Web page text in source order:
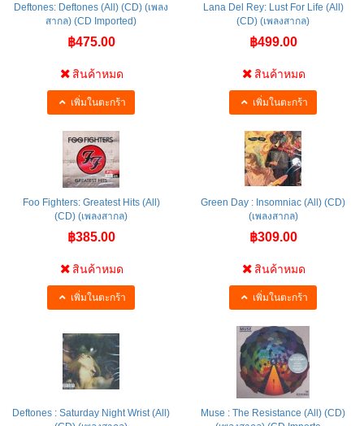
Deftones: Deftones (All) (CD) (เพลง
สากล) (CD Imported)
฿475.00
สินค้าหมด
เพิ่มในตะกร้า
Lana Del Rey: Lust For Life (All)
(CD) (เพลงสากล)
฿499.00
สินค้าหมด
เพิ่มในตะกร้า
Foo Fighters: Greatest Hits (All)
(CD) (เพลงสากล)
฿385.00
สินค้าหมด
เพิ่มในตะกร้า
Green Day : Insomniac (All) (CD)
(เพลงสากล)
฿309.00
สินค้าหมด
เพิ่มในตะกร้า
Deftones : Saturday Night Wrist (All)
Muse : The Resistance (All) (CD)